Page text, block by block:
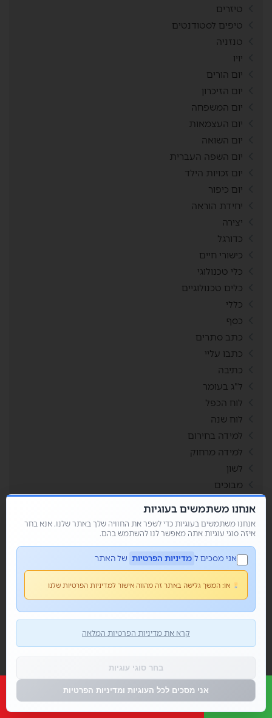
טיזרים
טיפים לסטודנטים
טנזניה
יויו
יום הורים
יום הזיכרון
יום המשפחה
יום העצמאות
יום השואה
יום השפה העברית
יום זכויות הילד
יום כיפור
יחידת הוראה
יצירה
כדורגל
כישורי חיים
כלי טכנולוגי
כלים טכנולוגיים
כללי
כסף
כתב סתרים
כתבו עליי
כתיבה
ל"ג בעומר
לוח הכפל
לוח שנה
למידה בחירום
למידה מרחוק
לשון
מבוכים
מהות הכפל
מוגבלות
מולדת
מחולל בינגו
מחולל דומינו
מחולל מבוך
מחולל מבוכים
מחולל סביבון
מחולל סולמות ונחשים
מחולל קובייה
מחולל קלפים
מחולל רביעיות
אנחנו משתמשים בעוגיות
אנחנו משתמשים בעוגיות כדי לשפר את החוויה שלך באתר שלנו. אנא בחר
איזה סוגי עוגיות אתה מאפשר לנו להשתמש בהם.
אני מסכים ל מדיניות הפרטיות של האתר
או: המשך גלישה באתר זה מהווה אישור למדיניות הפרטיות שלנו
קרא את מדיניות הפרטיות המלאה
בחר סוגי עוגיות
אני מסכים לכל העוגיות ומדיניות הפרטיות